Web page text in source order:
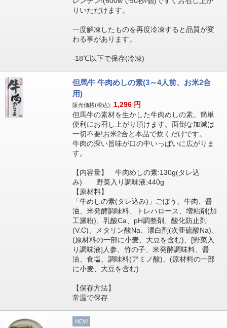
りいただけます。
一度解凍したものを再度冷凍すると品質が変
わる事があります。
-18℃以下で保存(冷凍)
但馬牛 牛肉めしの素(3～4人前、お米2合
用)
販売価格(税込): 1,296 円
但馬牛の素材を生かした牛肉めしの素。簡単
便利にお召し上がり頂けます。面倒な加減は
一切不要!お米2合と本品で炊くだけです。
牛肉の深い旨味が口の中いっぱいに広がりま
す。
【内容量】 牛肉めしの素:130g(タレ込
み) 野菜入り調味液:440g
【原材料】
「牛めしの素(タレ込み)」ごぼう、牛肉、醤
油、米発酵調味料、トレハロース、増粘剤(加
工澱粉)、乳酸Ca、pH調整剤、酸化防止剤
(V.C)、メタリン酸Na、漂白剤(次亜硫酸Na)、
(原材料の一部に小麦、大豆を含む)、[野菜入
り調味液]人参、竹の子、米発酵調味料、醤
油、食塩、調味料(アミノ酸)、(原材料の一部
に小麦、大豆を含む)
【保存方法】
常温で保存
NEW